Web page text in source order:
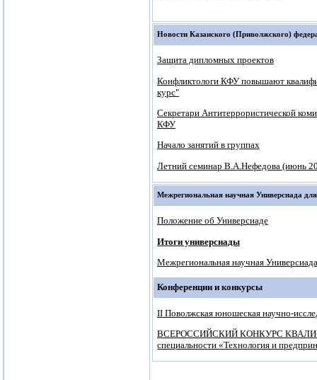
Новости Казанского (Приволжского)
Защита дипломных проектов
Конфликтологи КФУ повышают
курс"
Секретари Антитеррористической
КФУ
Начало занятий в группах
Летний семинар В.А.Нефедова (июнь
Межрегиональная научная Универсиада
Положение об Универсиаде
Итоги универсиады
Межрегиональная научная
Конференции и конкурсы
II Поволжская юношеская научно-
ВСЕРОССИЙСКИЙ КОНКУРС
специальности «Технология и